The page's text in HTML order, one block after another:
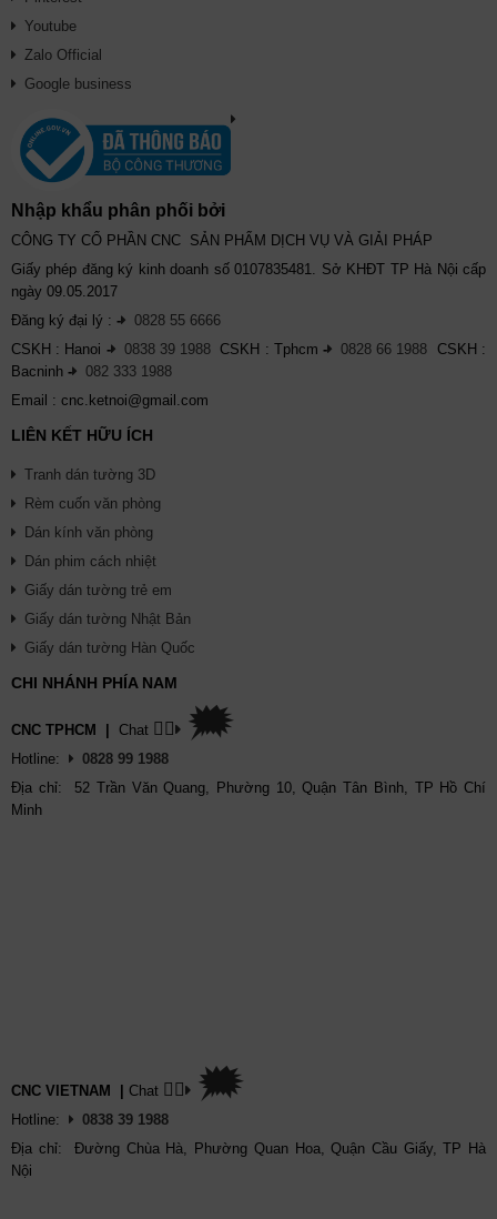
Youtube
Zalo Official
Google business
Nhập khẩu phân phối bởi
CÔNG TY CỔ PHẦN CNC SẢN PHẨM DỊCH VỤ VÀ GIẢI PHÁP
Giấy phép đăng ký kinh doanh số 0107835481. Sở KHĐT TP Hà Nội cấp
ngày 09.05.2017
Đăng ký đại lý : -
0828 55 6666
CSKH : Hanoi - 0838 39 1988 CSKH : Tphcm- 0828 66 1988 CSKH :
Bacninh -
082 333 1988
Email : cnc.ketnoi@gmail.com
LIÊN KẾT HỮU ÍCH
Tranh dán tường 3D
Rèm cuốn văn phòng
Dán kính văn phòng
Dán phim cách nhiệt
Giấy dán tường trẻ em
Giấy dán tường Nhật Bản
Giấy dán tường Hàn Quốc
CHI NHÁNH PHÍA NAM
CNC TPHCM Chat 👉🏽 🗯
Hotline:
0828 99 1988
Địa chỉ: 52 Trần Văn Quang, Phường 10, Quận Tân Bình, TP Hồ Chí
Minh
CNC VIETNAM Chat 👉🏽 🗯
Hotline:
0838 39 1988
Địa chỉ: Đường Chùa Hà, Phường Quan Hoa, Quận Cầu Giấy, TP Hà
Nội